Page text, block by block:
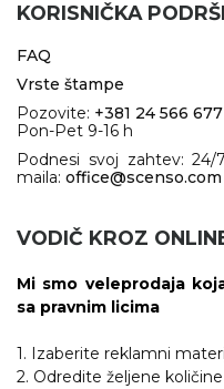
KORISNIČKA
FAQ
Vrste štampe
Pozovite: +381 24 566 677
Pon-Pet 9-16 h
Podnesi svoj zahtev:
maila: office@scenso.com
VODIČ KROZ
Mi smo veleprodaja
sa pravnim licima
1. Izaberite reklamni
2. Odredite željene